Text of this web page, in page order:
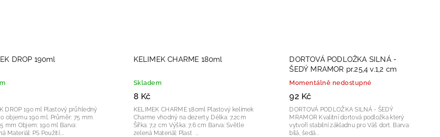
DROP 190ml
190 ml Plastový průhledný
190 ml. Průměr: 75 mm
ml Barva:
Průhledná Materiál: PS Použití:...
KELIMEK CHARME 180ml
Skladem
8 Kč
KELIMEK CHARME 180ml Plastový kelímek
Charme vhodný na dezerty. Délka: 7,2cm
Šířka: 7,2 cm Výška: 7,6 cm Barva: Světle
zelená Materiál: Plast ...
DORTOVÁ PODLOŽKA SILNÁ -
ŠEDÝ MRAMOR pr.25,4 v.1,2 cm
Momentálně nedostupné
92 Kč
DORTOVÁ PODLOŽKA SILNÁ - ŠEDÝ
MRAMOR Kvalitní dortová podložka který
vytvoří stabilní základnu pro Váš dort. Barva:
bílá, šedá...